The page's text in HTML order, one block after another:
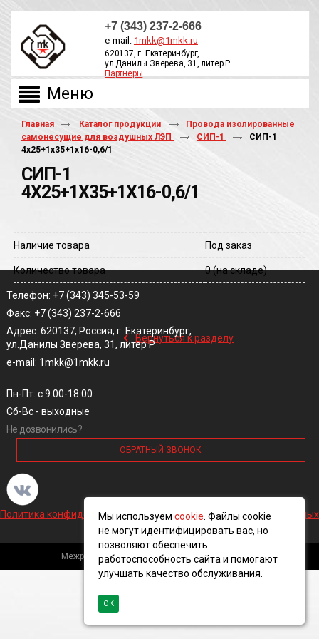
+7 (343) 237-2-666
e-mail: 1mkk@1mkk.ru
620137, г. Екатеринбург,
ул.Данилы Зверева, 31, литер Р
Партнеры
Главная Каталог продукции
Провода изолированные
самонесущие для воздушных ЛЭП
СИП-1
СИП-1
4х25+1х35+1х16-0,6/1
СИП-1
4Х25+1Х35+1Х16-0,6/1
Наличие товара Под заказ
Количество товара 0(на складе)
‹ Вернуться к разделу
Телефон: +7 (343) 345-53-59
Факс: +7 (343) 237-2-666
Адрес: 620137, Россия, г. Екатеринбург,
ул.Данилы Зверева, 31, литер Р
e-mail: 1mkk@1mkk.ru
Пн-Пт: с 9:00-18:00
Сб-Вс - выходные
Не дозвонились?
ОБРАТНЫЙ ЗВОНОК
Политика конфиденциальности и обработки персональных данных
Межрегиональная кабельная компания, 2016 ©
Мы используем cookie . Файлы cookie
не могут идентифицировать вас, но
позволяют обеспечить
работоспособность сайта и помогают
улучшать качество обслуживания.
ОК